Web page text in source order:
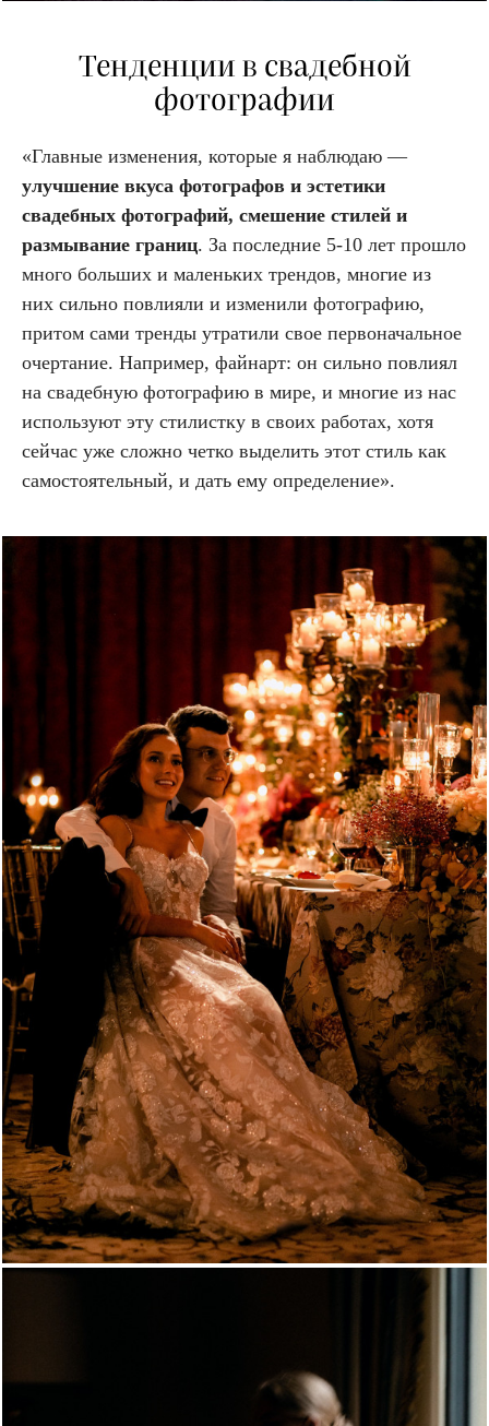
Тенденции в свадебной
фотографии
«Главные изменения, которые я наблюдаю —
улучшение вкуса фотографов и эстетики
свадебных фотографий, смешение стилей и
размывание границ. За последние 5-10 лет прошло
много больших и маленьких трендов, многие из
них сильно повлияли и изменили фотографию,
притом сами тренды утратили свое первоначальное
очертание. Например, файнарт: он сильно повлиял
на свадебную фотографию в мире, и многие из нас
используют эту стилистку в своих работах, хотя
сейчас уже сложно четко выделить этот стиль как
самостоятельный, и дать ему определение».